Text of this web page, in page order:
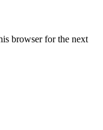
browser for the next